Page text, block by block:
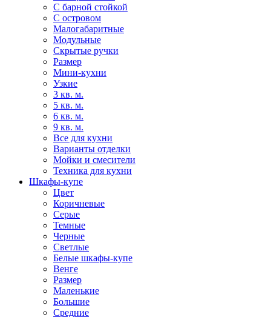
С барной стойкой
С островом
Малогабаритные
Модульные
Скрытые ручки
Размер
Мини-кухни
Узкие
3 кв. м.
5 кв. м.
6 кв. м.
9 кв. м.
Все для кухни
Варианты отделки
Мойки и смесители
Техника для кухни
Шкафы-купе
Цвет
Коричневые
Серые
Темные
Черные
Светлые
Белые шкафы-купе
Венге
Размер
Маленькие
Большие
Средние